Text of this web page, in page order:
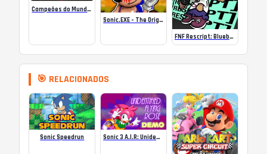
Campeões do Mundo (ISS) Online
Sonic.EXE – The Original Game Online
FNF Rescript: Blueballed
🎯 RELACIONADOS
Sonic Speedrun Sonic 3 A.I.R: Unidentified Flying Rose (SHC ’25 Demo)